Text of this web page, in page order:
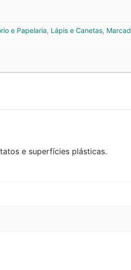
e Papelaria, Lápis e Canetas,
e superfícies plásticas.